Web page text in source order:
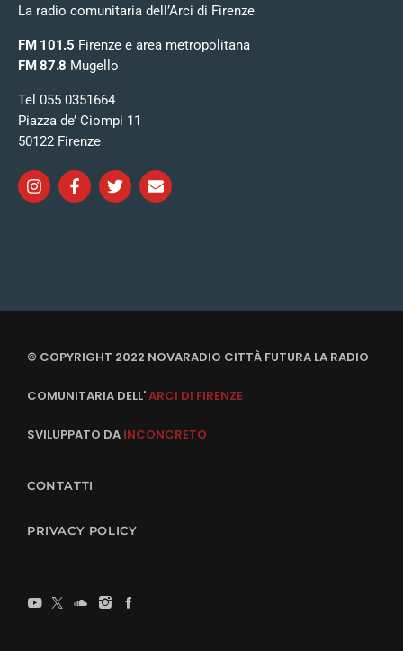
La radio comunitaria dell’Arci di Firenze
FM 101.5 Firenze e area metropolitana
FM 87.8 Mugello
Tel 055 0351664
Piazza de’ Ciompi 11
50122 Firenze
© COPYRIGHT 2022 NOVARADIO CITTÀ FUTURA LA RADIO
COMUNITARIA DELL'ARCI DI FIRENZE
SVILUPPATO DA INCONCRETO
CONTATTI
PRIVACY POLICY